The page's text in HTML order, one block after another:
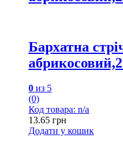
Бархатна
0 из 5
(0)
Код товара: n/a
13.65 грн
Додати у кошик